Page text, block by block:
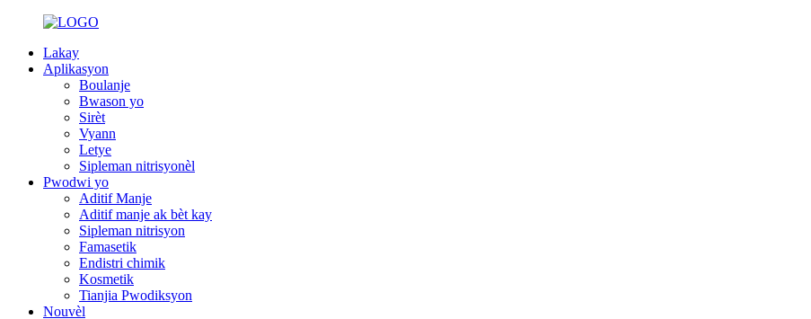
Lakay
Aplikasyon
Boulanje
Bwason yo
Sirèt
Vyann
Letye
Sipleman nitrisyonèl
Pwodwi yo
Aditif Manje
Aditif manje ak bèt kay
Sipleman nitrisyon
Famasetik
Endistri chimik
Kosmetik
Tianjia Pwodiksyon
Nouvèl